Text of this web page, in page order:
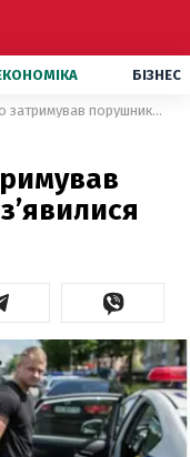
БІЗНЕС
Зозуля особисто затримував порушників у Києві: з’явилися фото